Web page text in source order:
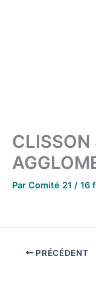
CLISSON
Par Comité 21 / 16
PRÉCÉDENT